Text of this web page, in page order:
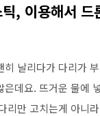
, 이용해서 드
히 날리다가 다리가
은데요. 뜨거운 물에
리만 고치는게 아니